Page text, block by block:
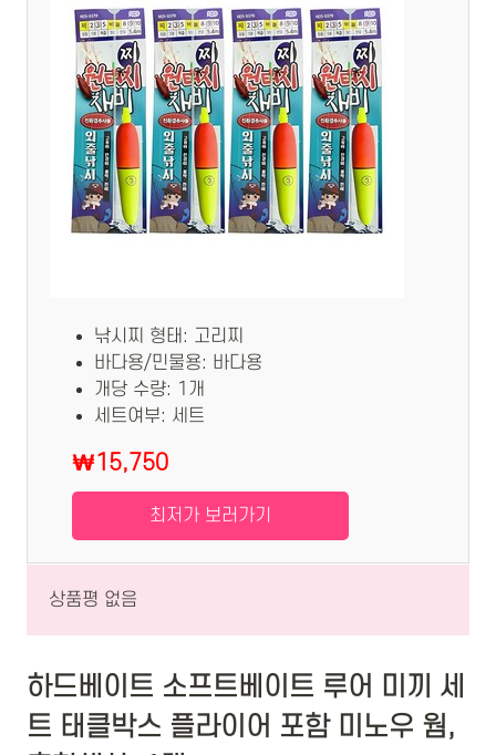
낚시찌 형태: 고리찌
바다용/민물용: 바다용
개당 수량: 1개
세트여부: 세트
₩15,750
최저가 보러가기
상품평 없음
하드베이트 소프트베이트 루어 미끼 세
트 태클박스 플라이어 포함 미노우 웜,